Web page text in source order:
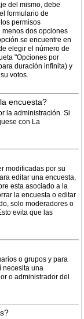
del mismo, debe
formulario de
permisos
menos dos opciones
se encuentre en
elegir el número de
"Opciones por
duración infinita) y
votos.
encuesta?
la administración. Si
con La
modificadas por su
editar una encuesta,
esta asociado a la
la encuesta o editar
solo moderadores o
evita que las
o grupos y para
necesita una
o administrador del